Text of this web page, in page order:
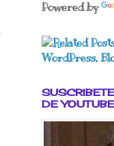
Powered by
DE YOUTUBE